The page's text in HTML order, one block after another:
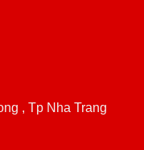
, Tp Nha Trang